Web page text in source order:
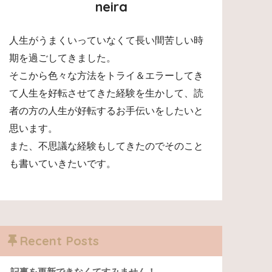
neira
人生がうまくいっていなくて長い間苦しい時
期を過ごしてきました。
そこから色々な方法をトライ＆エラーしてき
て人生を好転させてきた経験を生かして、読
者の方の人生が好転するお手伝いをしたいと
思います。
また、不思議な経験もしてきたのでそのこと
も書いていきたいです。
Recent Posts